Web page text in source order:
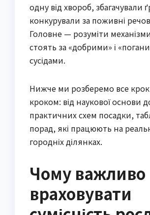
одну від хвороб, збагачували
конкурували за поживні
Головне — розуміти
стоять за «добрими» і
сусідами.
Нижче ми розберемо все крок
кроком: від наукової основи
практичних схем посадки,
порад, які працюють на
городніх ділянках.
Чому важливо
враховувати